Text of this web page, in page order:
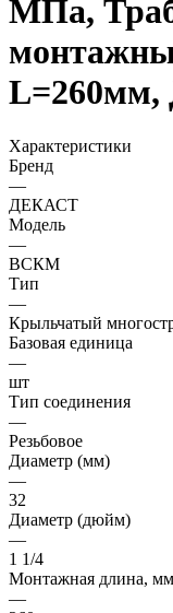
МПа,
L=260мм,
Характеристики
Бренд
—
ДЕКАСТ
Модель
—
ВСКМ
Тип
—
Крыльчатый
Базовая единица
—
шт
Тип соединения
—
Резьбовое
Диаметр (мм)
—
32
Диаметр (дюйм)
—
1 1/4
Монтажная длина, мм
—